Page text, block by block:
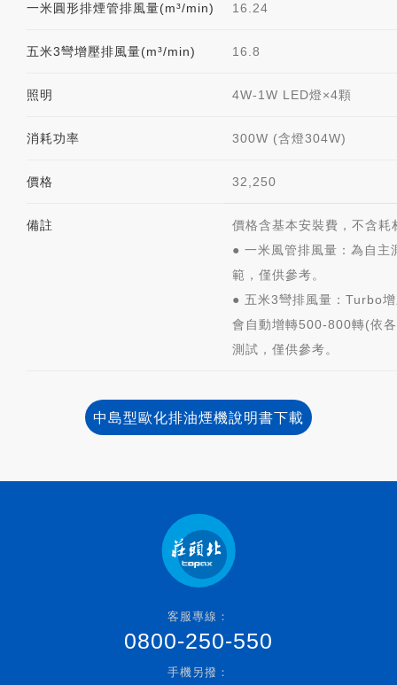
一米圓形排煙管排風量(m³/min) 16.24
五米3彎增壓排風量(m³/min) 16.8
照明 4W-1W LED燈×4顆
消耗功率 300W (含燈304W)
價格 32,250
備註
價格含基本安裝費，不含耗
● 一米風管排風量： 為自主
範，僅供參考。
● 五米3彎排風量： Turbo
會自動增轉500-800轉(依
測試，僅供參考。
中島型歐化排油煙機說明書下載
客服專線：
0800-250-550
手機另撥：